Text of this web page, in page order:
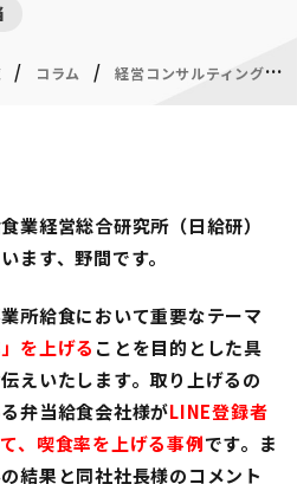
/ コラム /経営コンサルティング/
業経営総合研究所（日給研）
ます、野間です。
所給食において重要なテーマ
」を上げる ことを目的とした具
えいたします。取り上げるの
弁当給食会社様がLINE登録者
、喫食率を上げる事例です。ま
結果と同社社長様のコメント